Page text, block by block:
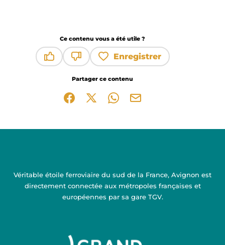
Ce contenu vous a été utile ?
Enregistrer
Partager ce contenu
Partager sur Facebook (nouvelle fenêtre)
Partager sur X / Twitter (nouvelle
Partager sur WhatsApp
Partager par mail
Véritable étoile ferroviaire du sud de la France, Avignon est
directement connectée aux métropoles françaises et
européennes par sa gare TGV.